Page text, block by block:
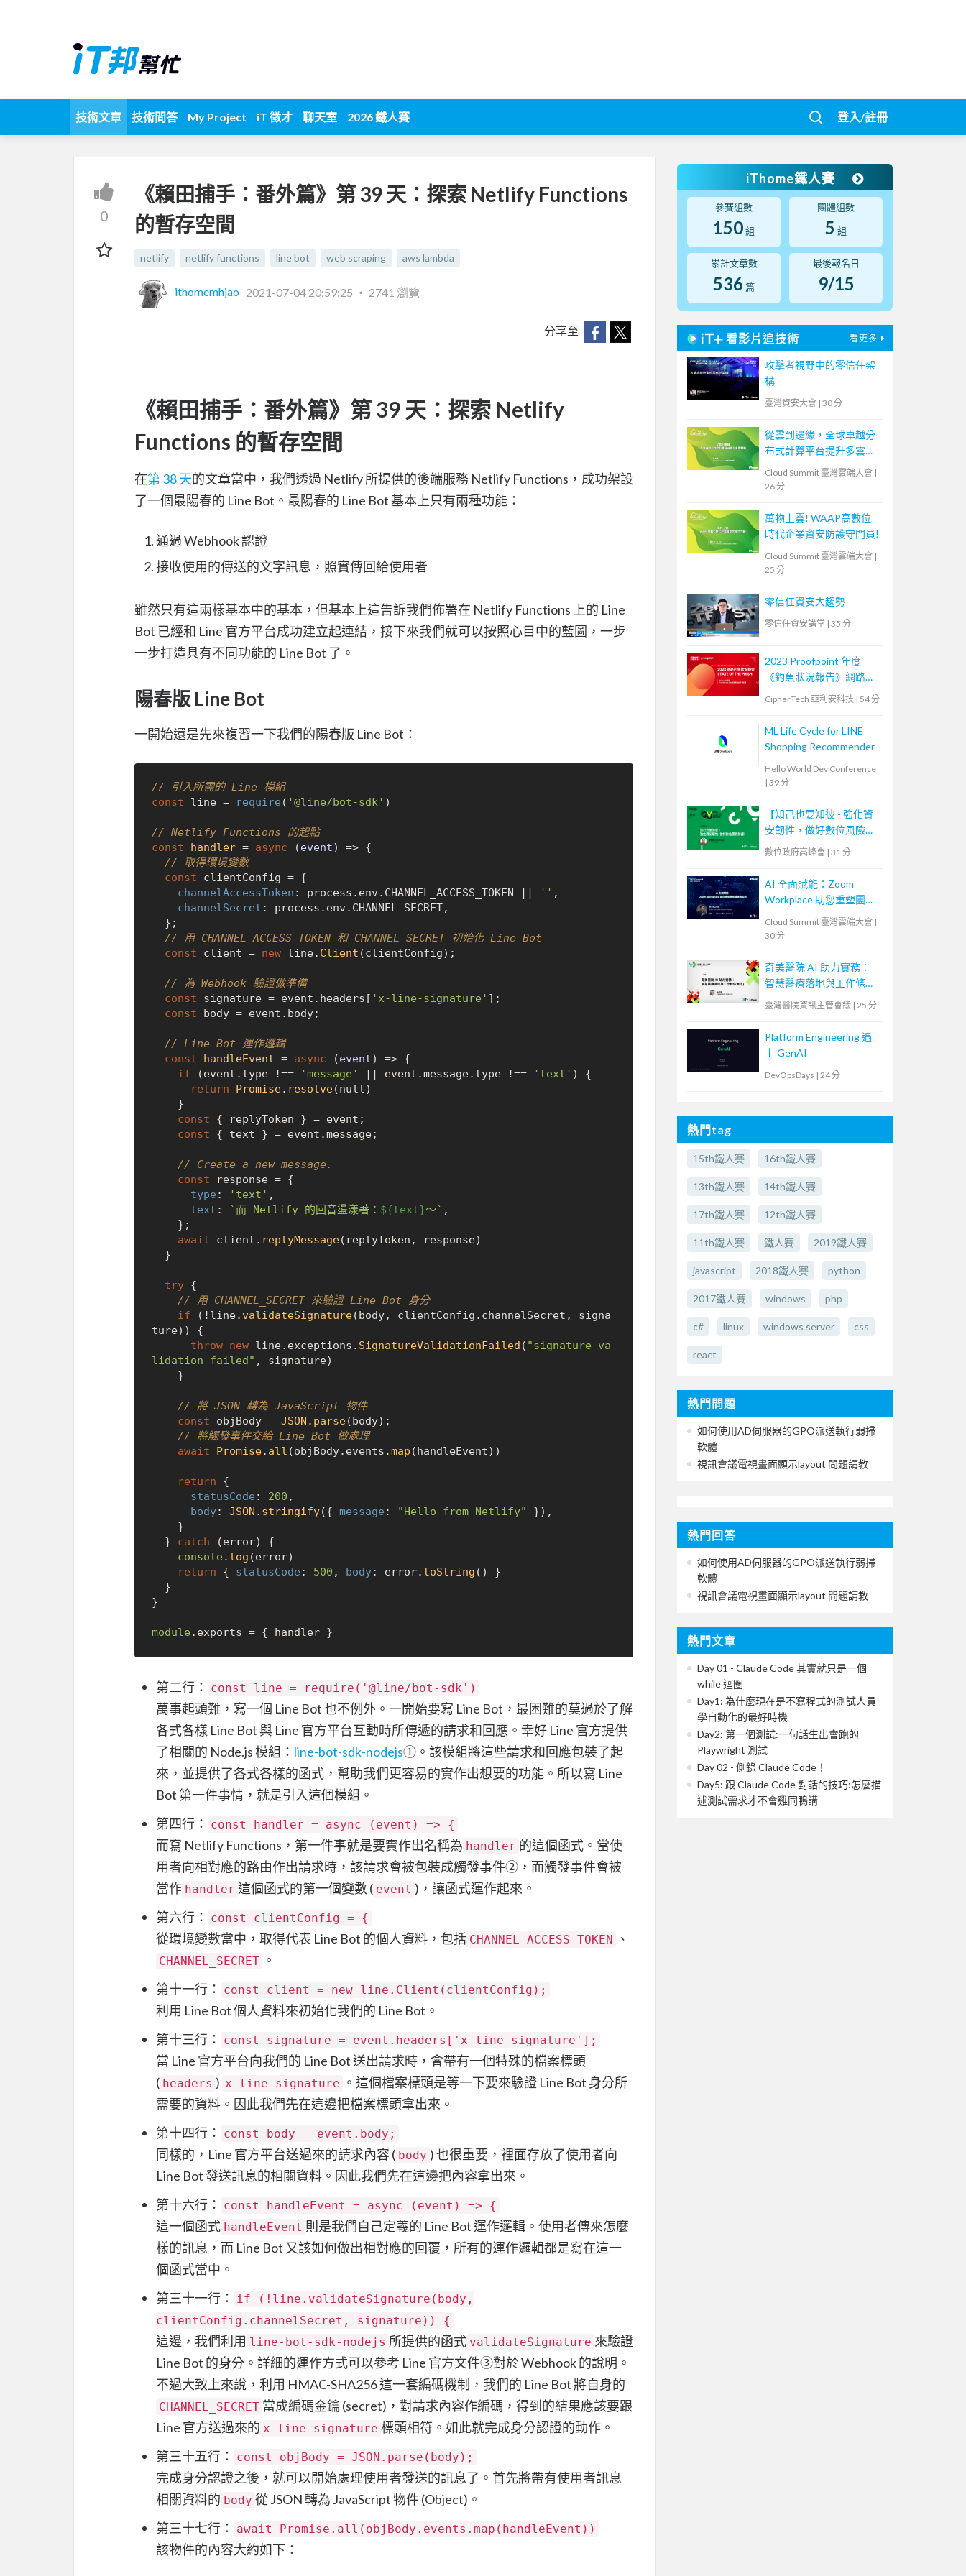
技術文章 技術問答 My Project iT 徵才 聊天室 2026 鐵人賽 登入/註冊
0
《賴田捕手：番外篇》第 39 天：探索 Netlify Functions
的暫存空間
netlify netlify functions line bot web scraping aws lambda
ithomemhjao 2021-07-04 20:59:25 ‧ 2741 瀏覽
分享至
《賴田捕手：番外篇》第 39 天：探索 Netlify
Functions 的暫存空間
在第 38 天的文章當中，我們透過 Netlify 所提供的後端服務 Netlify Functions，成功架設
了一個最陽春的 Line Bot。最陽春的 Line Bot 基本上只有兩種功能：
通過 Webhook 認證
接收使用的傳送的文字訊息，照實傳回給使用者
雖然只有這兩樣基本中的基本，但基本上這告訴我們佈署在 Netlify Functions 上的 Line
Bot 已經和 Line 官方平台成功建立起連結，接下來我們就可以按照心目中的藍圖，一步
一步打造具有不同功能的 Line Bot 了。
陽春版 Line Bot
一開始還是先來複習一下我們的陽春版 Line Bot：
// 引入所需的 Line 模組
const line = require ( '@line/bot-sdk' )
// Netlify Functions 的起點
const
handler = async (event) => {
// 取得環境變數
const clientConfig = {
channelAccessToken : process. env . CHANNEL_ACCESS_TOKEN || '' ,
channelSecret : process. env . CHANNEL_SECRET,
// 用 CHANNEL_ACCESS_TOKEN 和 CHANNEL_SECRET 初始化 Line Bot
const client = new line. Client (clientConfig);
// 為 Webhook 驗證做準備
const signature = event. headers [ 'x-line-signature' ];
const body = event. body;
// Line Bot 運作邏輯
const
handleEvent = async (event) => {
if (event. type !== 'message' || event.message. type !== 'text' ) {
return
Promise. resolve(null)
const { replyToken } = event;
const { text } = event.message;
// Create a new message.
const response = {
type : 'text' ,
text : `而 Netlify 的回音盪漾著： ${text}～` ,
await client. replyMessage(replyToken, response)
try {
// 用 CHANNEL_SECRET 來驗證 Line Bot 身分
if (!line. validateSignature(body, clientConfig. channelSecret , signa
ture)) {
throw new line. exceptions . SignatureValidationFailed ( "signature va
lidation failed" , signature)
// 將 JSON 轉為 JavaScript 物件
const objBody = JSON . parse(body);
// 將觸發事件交給 Line Bot 做處理
await
Promise. all (objBody. events .map (handleEvent))
return {
statusCode : 200 ,
body: JSON . stringify({ message : "Hello from Netlify" }),
  }
catch (error) {
console . log (error)
return { statusCode : 500 , body: error. toString () }
}
module . exports
第二行： const line = require('@line/bot-sdk')
萬事起頭難，寫一個 Line Bot 也不例外。一開始要寫 Line Bot，最困難的莫過於了解
各式各樣 Line Bot 與 Line 官方平台互動時所傳遞的請求和回應。幸好 Line 官方提供
了相關的 Node.js 模組： line-bot-sdk-nodejs➀。該模組將這些請求和回應包裝了起
來，並提供了各式各樣的函式，幫助我們更容易的實作出想要的功能。所以寫 Line
Bot 第一件事情，就是引入這個模組。
第四行：
const handler = async (event) => {
而寫 Netlify Functions，第一件事就是要實作出名稱為 handler 的這個函式。當使
用者向相對應的路由作出請求時，該請求會被包裝成觸發事件➁，而觸發事件會被
當作 handler 這個函式的第一個變數 ( event )，讓函式運作起來。
第六行：
const clientConfig = {
從環境變數當中，取得代表 Line Bot 的個人資料，包括 CHANNEL_ACCESS_TOKEN 、
CHANNEL_SECRET 。
第十一行：
const client = new line.Client(clientConfig);
利用 Line Bot 個人資料來初始化我們的 Line Bot。
第十三行：
const signature = event.headers['x-line-signature'];
當 Line 官方平台向我們的 Line Bot 送出請求時，會帶有一個特殊的檔案標頭
( headers ) x-line-signature 。這個檔案標頭是等一下要來驗證 Line Bot 身分所
需要的資料。因此我們先在這邊把檔案標頭拿出來。
第十四行：
const body = event.body;
同樣的，Line 官方平台送過來的請求內容 ( body ) 也很重要，裡面存放了使用者向
Line Bot 發送訊息的相關資料。因此我們先在這邊把內容拿出來。
第十六行：
const handleEvent = async (event) => {
這一個函式 handleEvent 則是我們自己定義的 Line Bot 運作邏輯。使用者傳來怎麼
樣的訊息，而 Line Bot 又該如何做出相對應的回覆，所有的運作邏輯都是寫在這一
個函式當中。
第三十一行：
if (!line.validateSignature(body,
clientConfig.channelSecret, signature)) {
這邊，我們利用 line-bot-sdk-nodejs 所提供的函式 validateSignature 來驗證
Line Bot 的身分。詳細的運作方式可以參考 Line 官方文件➂對於 Webhook 的說明。
不過大致上來說，利用 HMAC-SHA256 這一套編碼機制，我們的 Line Bot 將自身的
CHANNEL_SECRET 當成編碼金鑰 (secret)，對請求內容作編碼，得到的結果應該要跟
Line 官方送過來的 x-line-signature 標頭相符。如此就完成身分認證的動作。
第三十五行：
const objBody = JSON.parse(body);
完成身分認證之後，就可以開始處理使用者發送的訊息了。首先將帶有使用者訊息
相關資料的 body 從 JSON 轉為 JavaScript 物件 (Object)。
第三十七行：
await Promise.all(objBody.events.map(handleEvent))
該物件的內容大約如下：
iThome鐵人賽
參賽組數
150組
團體組數
5 組
累計文章數
536 篇
最後報名日
9/15
看影片追技術 看更多
攻擊者視野中的零信任架
構
臺灣資安大會 | 30 分
從雲到邊緣，全球卓越分
布式計算平台提升多雲體
Cloud Summit 臺灣雲端大會 |
26 分
萬物上雲! WAAP高數位
時代企業資安防護守門員!
Cloud Summit 臺灣雲端大會 |
25 分
零信任資安大趨勢
零信任資安講堂 | 35 分
2023 Proofpoint 年度
《釣魚狀況報告》網路研
CipherTech 亞利安科技 | 54 分
ML Life Cycle for LINE
Shopping Recommender
Hello World Dev Conference
| 39 分
【知己也要知彼 - 強化資
安韌性，做好數位風險防
護！】
數位政府高峰會 | 31 分
AI 全面賦能：Zoom
Workplace 助您重塑團隊
Cloud Summit 臺灣雲端大會 |
30 分
奇美醫院 AI 助力實務：
智慧醫療落地與工作條件
優化
臺灣醫院資訊主管會議 | 25 分
Platform Engineering 遇
上 GenAI
DevOpsDays | 24 分
熱門tag
15th鐵人賽 16th鐵人賽
13th鐵人賽 14th鐵人賽
17th鐵人賽 12th鐵人賽
11th鐵人賽 鐵人賽 2019鐵人賽
javascript 2018鐵人賽 python
2017鐵人賽 windows php
c# linux windows server css
react
熱門問題
如何使用AD伺服器的GPO派送執行弱掃
軟體
視訊會議電視畫面顯示layout 問題請教
熱門回答
如何使用AD伺服器的GPO派送執行弱掃
軟體
視訊會議電視畫面顯示layout 問題請教
熱門文章
Day 01 - Claude Code 其實就只是一個
while 迴圈
Day1: 為什麼現在是不寫程式的測試人員
學自動化的最好時機
Day2: 第一個測試:一句話生出會跑的
Playwright 測試
Day 02 - 側錄 Claude Code！
Day5: 跟 Claude Code 對話的技巧:怎麼描
述測試需求才不會雞同鴨講